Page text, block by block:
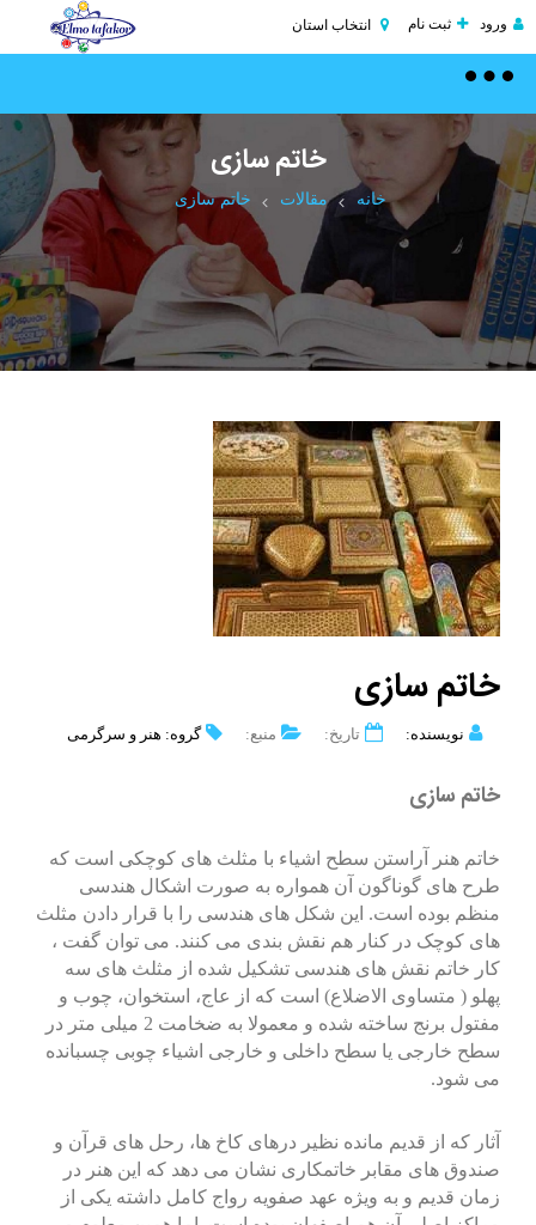
ورود ثبت نام انتخاب استان
Toggle
خاتم سازی
خانه مقالات خاتم سازی
خاتم سازی
نویسنده: تاریخ: منبع: گروه: هنر و سرگرمی
خاتم سازی
خاتم هنر آراستن سطح اشیاء با مثلث های کوچکی است که
طرح های گوناگون آن همواره به صورت اشکال هندسی
منظم بوده است. این شکل های هندسی را با قرار دادن مثلث
های کوچک در کنار هم نقش بندی می کنند. می توان گفت ،
کار خاتم نقش های هندسی تشکیل شده از مثلث های سه
پهلو ( متساوی الاضلاع) است که از عاج، استخوان، چوب و
مفتول برنج ساخته شده و معمولا به ضخامت 2 میلی متر در
سطح خارجی یا سطح داخلی و خارجی اشیاء چوبی چسبانده
می شود.
آثار که از قدیم مانده نظیر درهای کاخ ها، رحل های قرآن و
صندوق های مقابر خاتمکاری نشان می دهد که این هنر در
زمان قدیم و به ویژه عهد صفویه رواج کامل داشته یکی از